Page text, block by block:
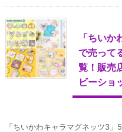
「ちい
で売って
覧！販売
ビーショ
「ちいかわキャラマグネッツ3